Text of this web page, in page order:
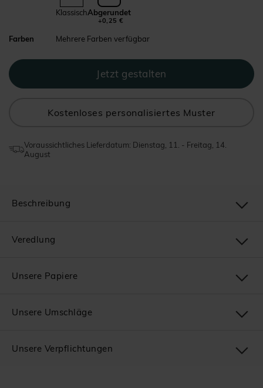
KlassischAbgerundet
+0,25 €
Farben Mehrere Farben verfügbar
Kostenloses personalisiertes Muster
Voraussichtliches Lieferdatum: Dienstag, 11. - Freitag, 14.
August
Beschreibung
Veredlung
Unsere Papiere
Unsere Umschläge
Unsere Verpflichtungen